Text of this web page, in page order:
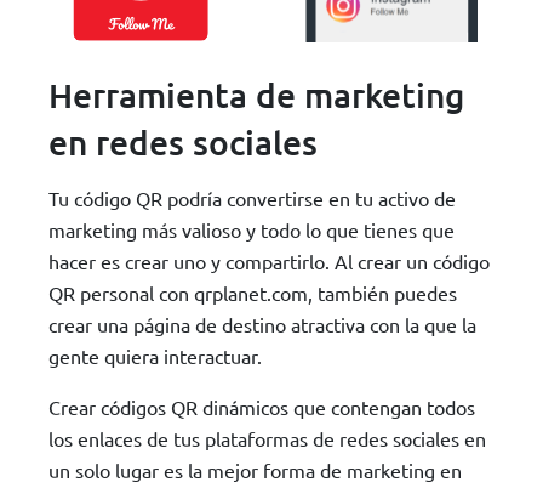
Herramienta de marketing
en redes sociales
Tu código QR podría convertirse en tu activo de
marketing más valioso y todo lo que tienes que
hacer es crear uno y compartirlo. Al crear un código
QR personal con qrplanet.com, también puedes
crear una página de destino atractiva con la que la
gente quiera interactuar.
Crear códigos QR dinámicos que contengan todos
los enlaces de tus plataformas de redes sociales en
un solo lugar es la mejor forma de marketing en